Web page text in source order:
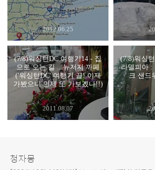
2012.06.25
(7/8)워싱턴DC 여행기14 - 집
으로 오는 길 .. 뉴저지 까페
('워싱턴DC' 여행기 끝! 이제
가봤으니 언제 또 가보겠나!!)
2011.08.07
(7/8)워싱
라델피아 :
크 샌드
청자몽